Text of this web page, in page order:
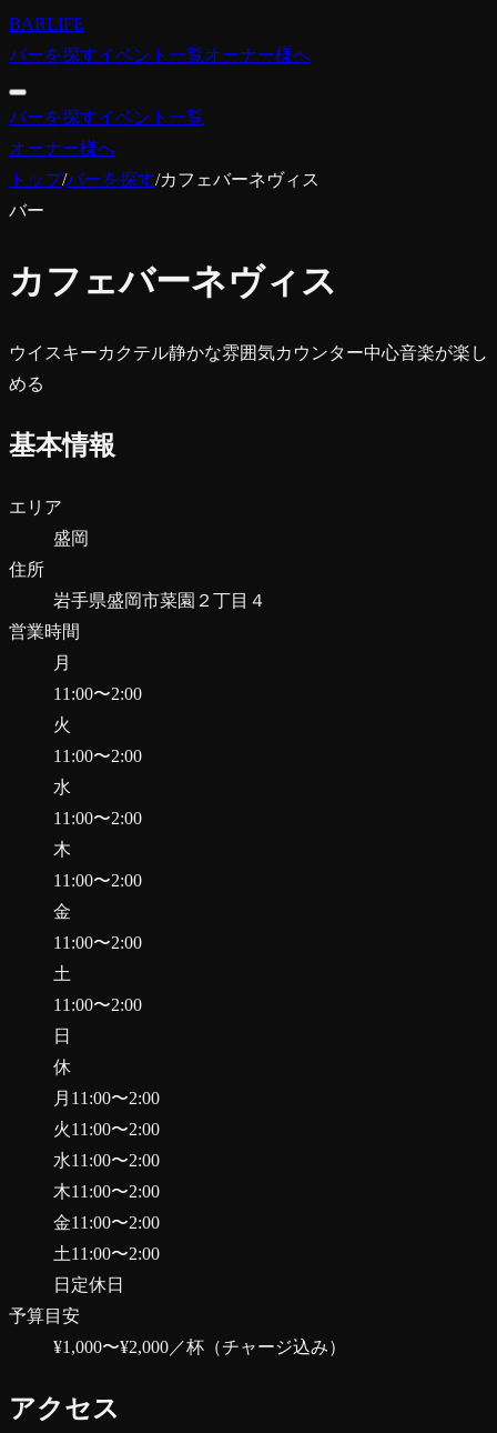
BARLIFE
バーを探すイベント一覧オーナー様へ
バーを探すイベント一覧
オーナー様へ
トップ/バーを探す/カフェバーネヴィス
バー
カフェバーネヴィス
ウイスキーカクテル静かな雰囲気カウンター中心音楽が楽し
める
基本情報
エリア
盛岡
住所
岩手県盛岡市菜園２丁目４
営業時間
月
11:00〜2:00
火
11:00〜2:00
水
11:00〜2:00
木
11:00〜2:00
金
11:00〜2:00
土
11:00〜2:00
日
休
月 11:00〜2:00
火11:00〜2:00
水11:00〜2:00
木11:00〜2:00
金11:00〜2:00
土11:00〜2:00
日 定休日
予算目安
¥1,000〜¥2,000 ／杯（チャージ込み）
アクセス